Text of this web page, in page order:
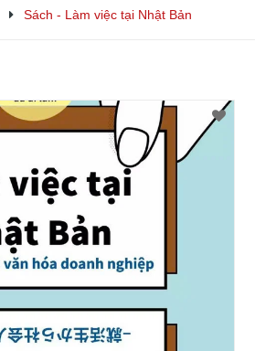
Sách - Làm việc tại Nhật Bản